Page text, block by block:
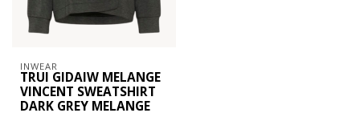
INWEAR
TRUI GIDAIW MELANGE
VINCENT SWEATSHIRT
DARK GREY MELANGE